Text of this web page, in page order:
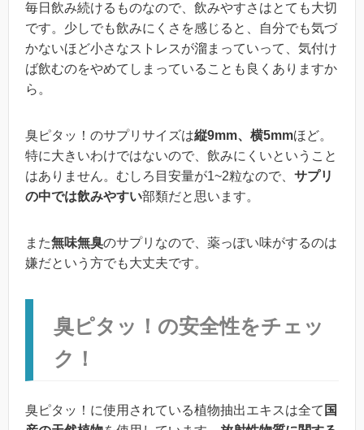
毎日飲み続けるものなので、飲みやすさはとても大切
です。少しでも飲みにくさを感じると、自分でも気づ
かないほど小さなストレスが溜まっていって、気付け
ば飲むのをやめてしまっていることも良くありますか
ら。
臭ピタッ！のサプリサイズは縦9mm、横5mmほど。
特に大きいわけではないので、飲みにくいということ
はありません。むしろ目安量が1~2粒なので、 サプリ
の中では飲みやすい部類だと思います。
また無味無臭のサプリなので、薬っぽい味がするのは
嫌だという方でも大丈夫です。
臭ピタッ！の安全性をチェッ
ク！
臭ピタッ！に使用されている植物抽出エキスは全て 国